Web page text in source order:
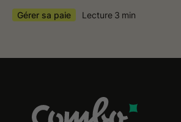
Gérer sa paie Lecture 3 min